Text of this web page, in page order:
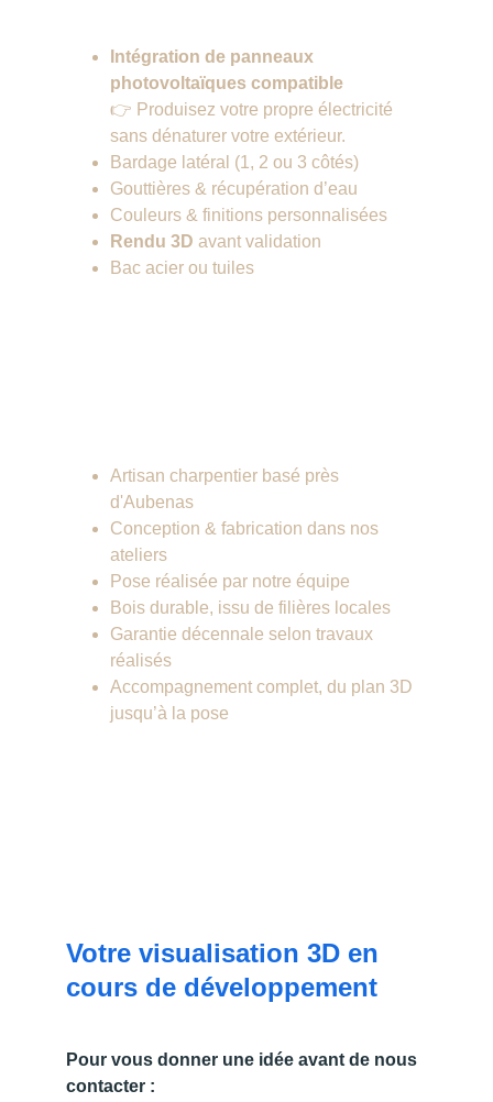
Intégration de panneaux
photovoltaïques compatible
👉 Produisez votre propre électricité
sans dénaturer votre extérieur.
Bardage latéral (1, 2 ou 3 côtés)
Gouttières & récupération d’eau
Couleurs & finitions personnalisées
Rendu 3D avant validation
Bac acier ou tuiles
Artisan charpentier basé près
d'Aubenas
Conception & fabrication dans nos
ateliers
Pose réalisée par notre équipe
Bois durable, issu de filières locales
Garantie décennale selon travaux
réalisés
Accompagnement complet, du plan 3D
jusqu’à la pose
Votre visualisation 3D en
cours de développement
Pour vous donner une idée avant de nous
contacter :